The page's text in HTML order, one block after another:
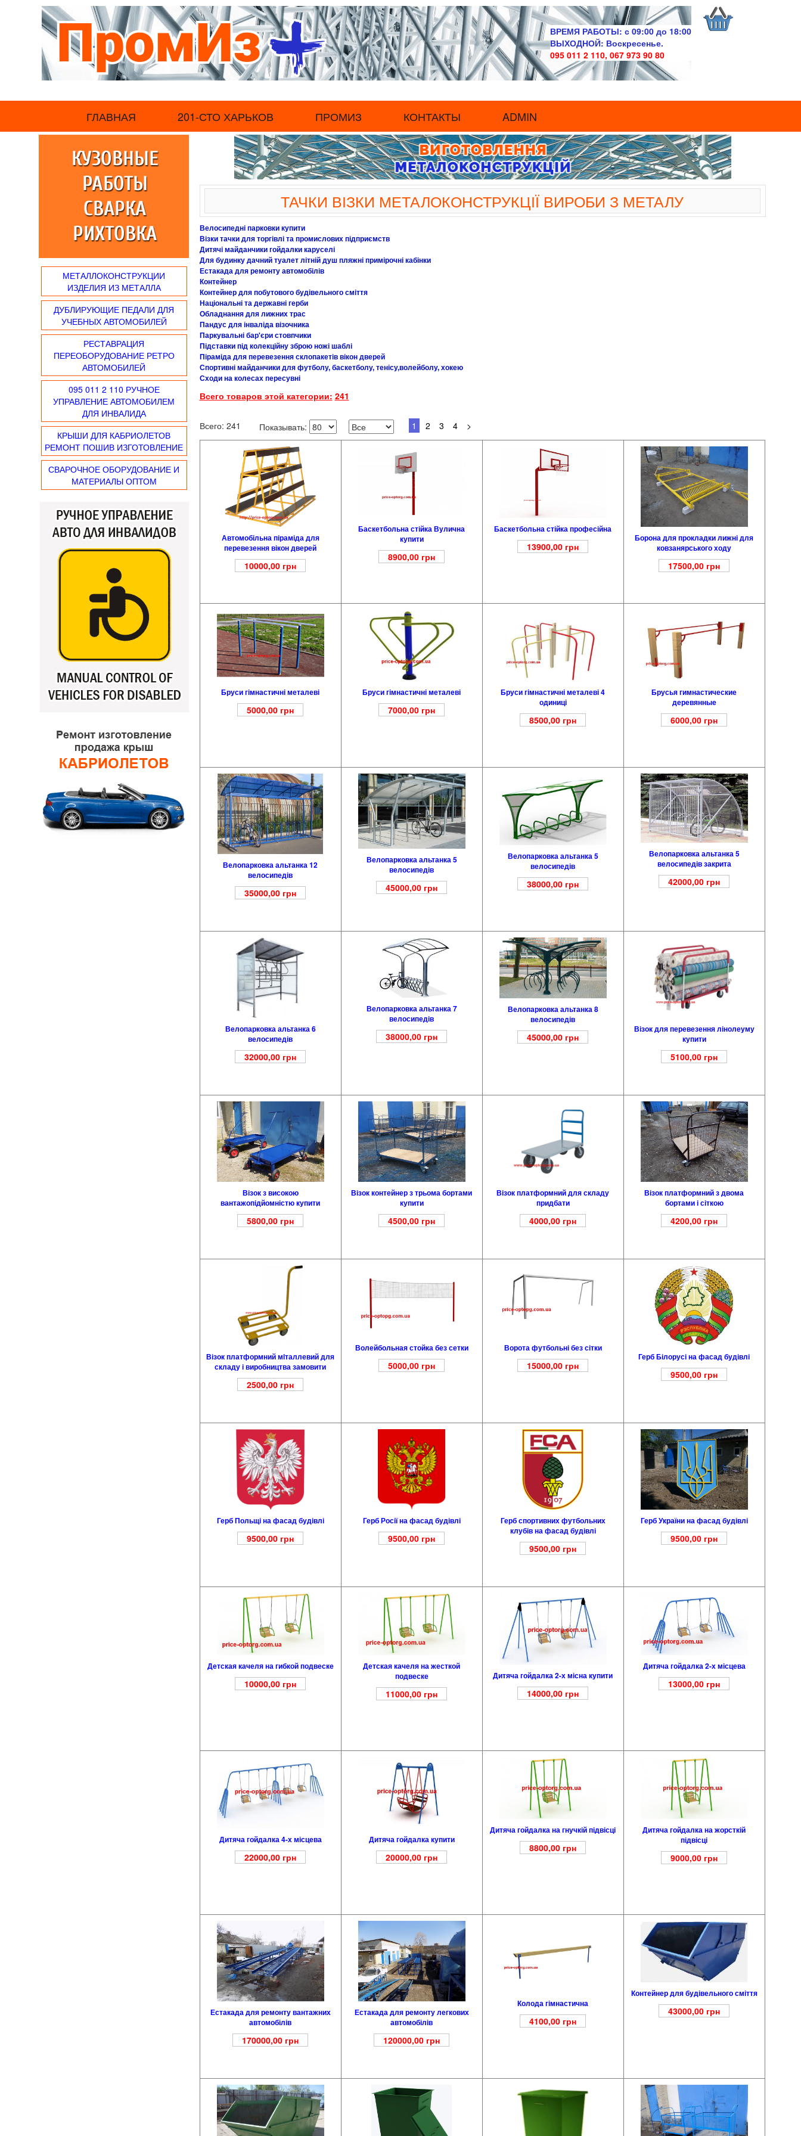
.
ВРЕМЯ РАБОТЫ: с 09:00 до 18:00
ВЫХОДНОЙ: Воскресенье.
095 011 2 110, 067 973 90 80
ГЛАВНАЯ 201-СТО ХАРЬКОВ ПРОМИЗ КОНТАКТЫ ADMIN
МЕТАЛЛОКОНСТРУКЦИИ
ИЗДЕЛИЯ ИЗ МЕТАЛЛА
ДУБЛИРУЮЩИЕ ПЕДАЛИ ДЛЯ
УЧЕБНЫХ АВТОМОБИЛЕЙ
РЕСТАВРАЦИЯ
ПЕРЕОБОРУДОВАНИЕ РЕТРО
АВТОМОБИЛЕЙ
095 011 2 110 РУЧНОЕ
УПРАВЛЕНИЕ АВТОМОБИЛЕМ
ДЛЯ ИНВАЛИДА
КРЫШИ ДЛЯ КАБРИОЛЕТОВ
РЕМОНТ ПОШИВ ИЗГОТОВЛЕНИЕ
СВАРОЧНОЕ ОБОРУДОВАНИЕ И
МАТЕРИАЛЫ ОПТОМ
ТАЧКИ ВІЗКИ МЕТАЛОКОНСТРУКЦІЇ ВИРОБИ З МЕТАЛУ
Велосипедні парковки купити
Візки тачки для торгівлі та промислових підприємств
Дитячі майданчики гойдалки каруселі
Для будинку дачний туалет літній душ пляжні примірочні кабінки
Естакада для ремонту автомобілів
Контейнер
Контейнер для побутового будівельного сміття
Національні та державні герби
Обладнання для лижних трас
Пандус для інваліда візочника
Паркувальні бар'єри стовпчики
Підставки під колекційну зброю ножі шаблі
Піраміда для перевезення склопакетів вікон дверей
Спортивні майданчики для футболу, баскетболу, тенісу,волейболу, хокею
Сходи на колесах пересувні
Всего товаров этой категории: 241
Всего: 241 Показывать: 1 2 3 4 >
Автомобільна піраміда для
перевезення вікон дверей
10000,00 грн
Баскетбольна стійка Вулична
купити
8900,00 грн
Баскетбольна стійка професійна
13900,00 грн
Борона для прокладки лижні для
ковзанярського ходу
17500,00 грн
Бруси гімнастичні металеві
5000,00 грн
Бруси гімнастичні металеві
7000,00 грн
Бруси гімнастичні металеві 4
одиниці
8500,00 грн
Брусья гимнастические
деревянные
6000,00 грн
Велопарковка альтанка 12
велосипедів
35000,00 грн
Велопарковка альтанка 5
велосипедів
45000,00 грн
Велопарковка альтанка 5
велосипедів
38000,00 грн
Велопарковка альтанка 5
велосипедів закрита
42000,00 грн
Велопарковка альтанка 6
велосипедів
32000,00 грн
Велопарковка альтанка 7
велосипедів
38000,00 грн
Велопарковка альтанка 8
велосипедів
45000,00 грн
Візок для перевезення лінолеуму
купити
5100,00 грн
Візок з високою
вантажопідйомністю купити
5800,00 грн
Візок контейнер з трьома бортами
купити
4500,00 грн
Візок платформний для складу
придбати
4000,00 грн
Візок платформний з двома
бортами і сіткою
4200,00 грн
Візок платформний мiталлевий для
складу і виробництва замовити
2500,00 грн
Волейбольная стойка без сетки
5000,00 грн
Ворота футбольні без сітки
15000,00 грн
Герб Білорусі на фасад будівлі
9500,00 грн
Герб Польщі на фасад будівлі
9500,00 грн
Герб Росії на фасад будівлі
9500,00 грн
Герб спортивних футбольних
клубів на фасад будівлі
9500,00 грн
Герб України на фасад будівлі
9500,00 грн
Детская качеля на гибкой подвеске
10000,00 грн
Детская качеля на жесткой
подвеске
11000,00 грн
Дитяча гойдалка 2-х місна купити
14000,00 грн
Дитяча гойдалка 2-х місцева
13000,00 грн
Дитяча гойдалка 4-х місцева
22000,00 грн
Дитяча гойдалка купити
20000,00 грн
Дитяча гойдалка на гнучкій підвісці
8800,00 грн
Дитяча гойдалка на жорсткій
підвісці
9000,00 грн
Естакада для ремонту вантажних
автомобілів
170000,00 грн
Естакада для ремонту легкових
автомобілів
120000,00 грн
Колода гімнастична
4100,00 грн
Контейнер для будівельного сміття
43000,00 грн